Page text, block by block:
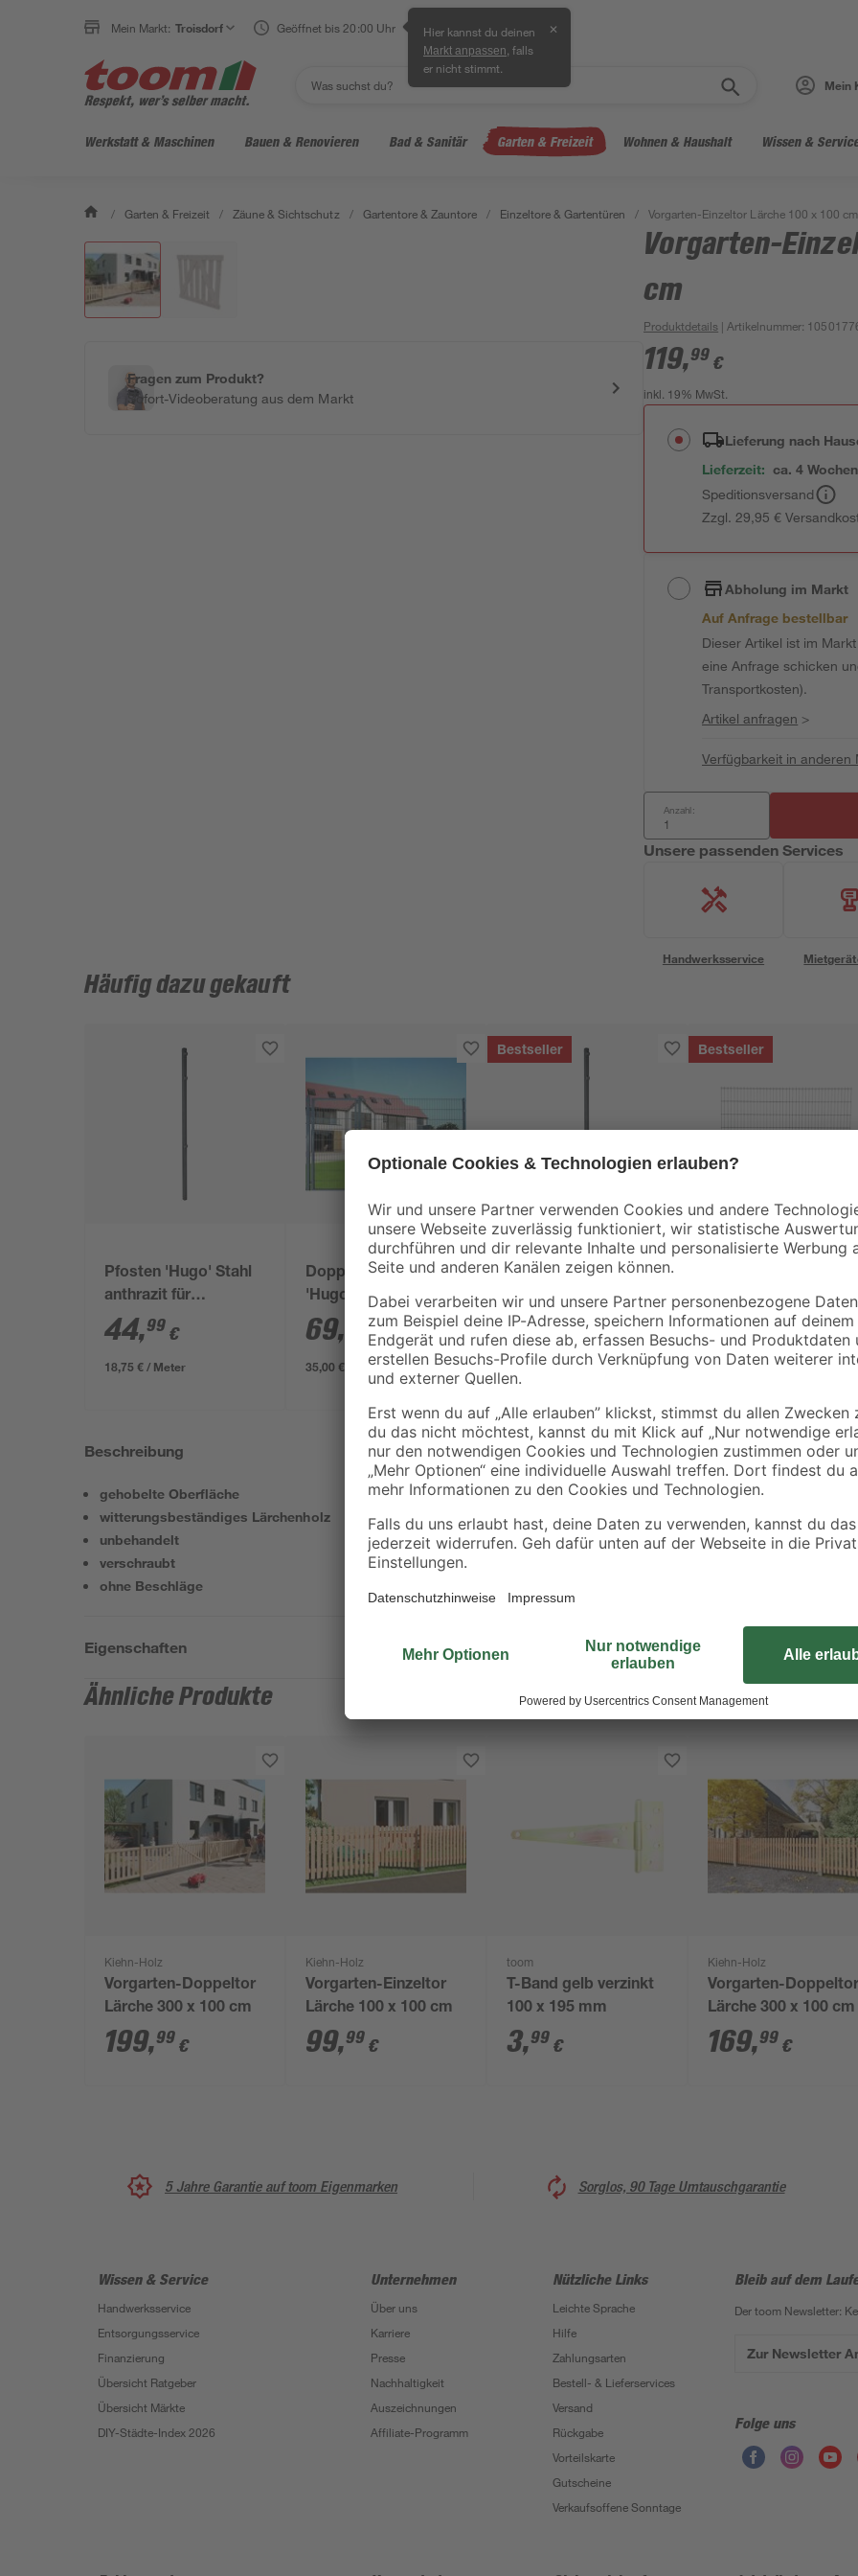
Mein Markt: Troisdorf Geöffnet bis 20:00 Uhr Hier kannst du deinen
Markt anpassen , falls
er nicht stimmt.
✕
Mein
Werkstatt & Maschinen Bauen & Renovieren Bad & Sanitär Garten & Freizeit Wohnen & Haushalt Wissen &
/ Garten & Freizeit / Zäune & Sichtschutz / Gartentore & Zauntore / Einzeltore & Gartentüren / Vorgarten-Einzeltor Lärche 100 x 100 cm
Fragen zum Produkt?
Sofort-Videoberatung aus dem Markt
Vorgarten-
cm
Produktdetails | Artikelnummer:
119,99 €
inkl. 19% MwSt.
Lieferung nach
Lieferzeit: ca. 4 Wochen
Speditionsversand
Zzgl. 29,95 €
Abholung im Markt
Auf Anfrage bestellbar
Dieser Artikel ist im
eine Anfrage schicken
Transportkosten).
Artikel anfragen >
Verfügbarkeit in anderen
Anzahl:
Unsere passenden Services
Handwerksservice
Häufig dazu gekauft
Pfosten 'Hugo' Stahl
anthrazit für
Doppelstabmatten 4
x 4 x 240 cm
44,99 €
18,75 € / Meter
Doppelstabmatte
'Hugo' Stahl anthrazit
200 x 180 cm
69, €
35,00 € / Meter
Bestseller
Verbindungspfosten
'Ivar' Stahl anthrazit
170 x 4 x 4 cm
32,99€
19,41 € / Meter
Bestseller
'Ivar' Stahl anthrazit
200 x 123 cm
47,99€
24,00 € / Meter
Beschreibung
gehobelte Oberfläche
witterungsbeständiges Lärchenholz
unbehandelt
verschraubt
ohne Beschläge
61
Eigenschaften
Ähnliche Produkte
Kiehn-Holz
Vorgarten-Doppeltor
Lärche 300 x 100 cm
199,99 €
Kiehn-Holz
Vorgarten-Einzeltor
Lärche 100 x 100 cm
99,99 €
toom
T-Band gelb verzinkt
100 x 195 mm
3,99 €
Kiehn-Holz
Vorgarten-Doppeltor
Lärche 300 x 100 cm
169,99 €
5 Jahre Garantie auf toom Eigenmarken Sorglos, 90 Tage Umtauschgarantie
Wissen & Service
Handwerksservice
Entsorgungsservice
Finanzierung
Übersicht Ratgeber
Übersicht Märkte
DIY-Städte-Index 2026
Unternehmen
Über uns
Karriere
Presse
Nachhaltigkeit
Auszeichnungen
Affiliate-Programm
Nützliche Links
Leichte Sprache
Hilfe
Zahlungsarten
Bestell- & Lieferservices
Versand
Rückgabe
Vorteilskarte
Gutscheine
Verkaufsoffene Sonntage
Bleib auf dem
Der toom Newsletter:
Zur Newsletter
Folge uns